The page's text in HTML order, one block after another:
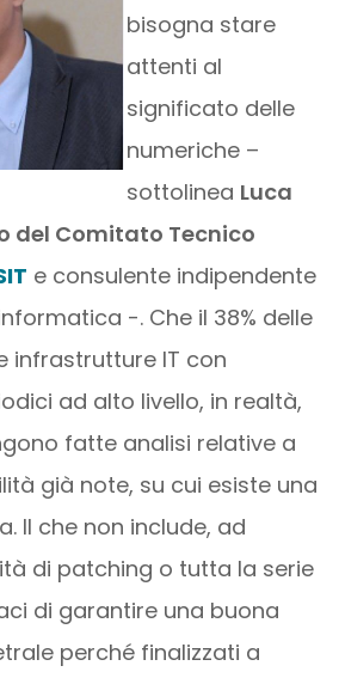
bisogna stare
attenti al
significato delle
numeriche –
sottolinea Luca
del Comitato Tecnico
e consulente indipendente
-. Che il 38% delle
infrastrutture IT con
ad alto livello, in realtà,
fatte analisi relative a
già note, su cui esiste una
Il che non include, ad
di patching o tutta la serie
di garantire una buona
perché finalizzati a